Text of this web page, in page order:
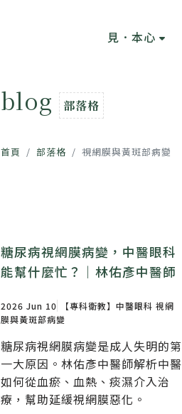
見．本心
blog 部落格
首頁 部落格 視網膜與黃斑部病變
糖尿病視網膜病變，中醫眼科
能幫什麼忙？｜林佑彥中醫師
2026 Jun 10 【專科衛教】中醫眼科 視網
膜與黃斑部病變
糖尿病視網膜病變是成人失明的第
一大原因。林佑彥中醫師解析中醫
如何從血瘀、血熱、痰濕介入治
療，幫助延緩視網膜惡化。